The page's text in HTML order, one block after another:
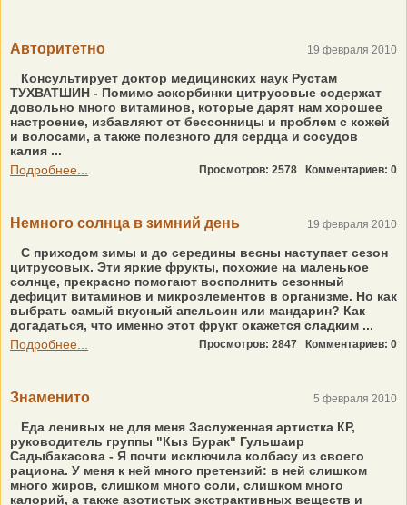
Авторитетно 19 февраля 2010
Консультирует доктор медицинских наук Рустам
ТУХВАТШИН - Помимо аскорбинки цитрусовые содержат
довольно много витаминов, которые дарят нам хорошее
настроение, избавляют от бессонницы и проблем с кожей
и волосами, а также полезного для сердца и сосудов
калия ...
Подробнее...
Просмотров: 2578 Комментариев: 0
Немного солнца в зимний день 19 февраля 2010
С приходом зимы и до середины весны наступает сезон
цитрусовых. Эти яркие фрукты, похожие на маленькое
солнце, прекрасно помогают восполнить сезонный
дефицит витаминов и микроэлементов в организме. Но как
выбрать самый вкусный апельсин или мандарин? Как
догадаться, что именно этот фрукт окажется сладким ...
Подробнее...
Просмотров: 2847 Комментариев: 0
Знаменито 5 февраля 2010
Еда ленивых не для меня Заслуженная артистка КР,
руководитель группы "Кыз Бурак" Гульшаир
Садыбакасова - Я почти исключила колбасу из своего
рациона. У меня к ней много претензий: в ней слишком
много жиров, слишком много соли, слишком много
калорий, а также азотистых экстрактивных веществ и